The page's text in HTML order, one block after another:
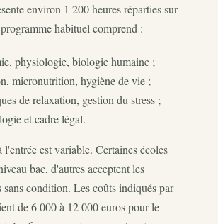
environ 1 200 heures réparties sur
habituel comprend :
physiologie, biologie humaine ;
micronutrition, hygiène de vie ;
de relaxation, gestion du stress ;
et cadre légal.
l'entrée est variable. Certaines écoles
bac, d'autres acceptent les
sans condition. Les coûts indiqués par
de 6 000 à 12 000 euros pour le